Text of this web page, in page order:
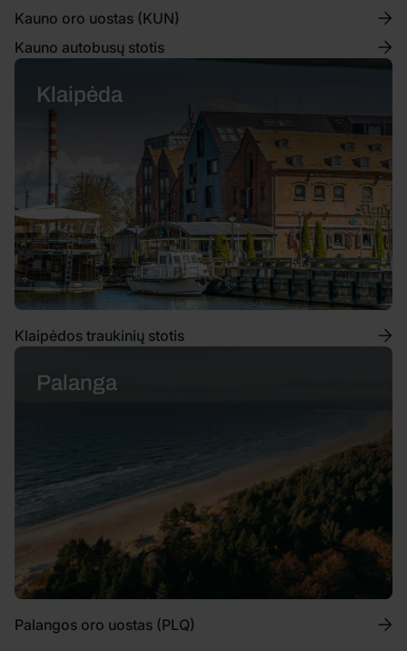
Kauno oro uostas (KUN)
Kauno autobusų stotis
Klaipėda
Klaipėdos traukinių stotis
Palanga
Palangos oro uostas (PLQ)